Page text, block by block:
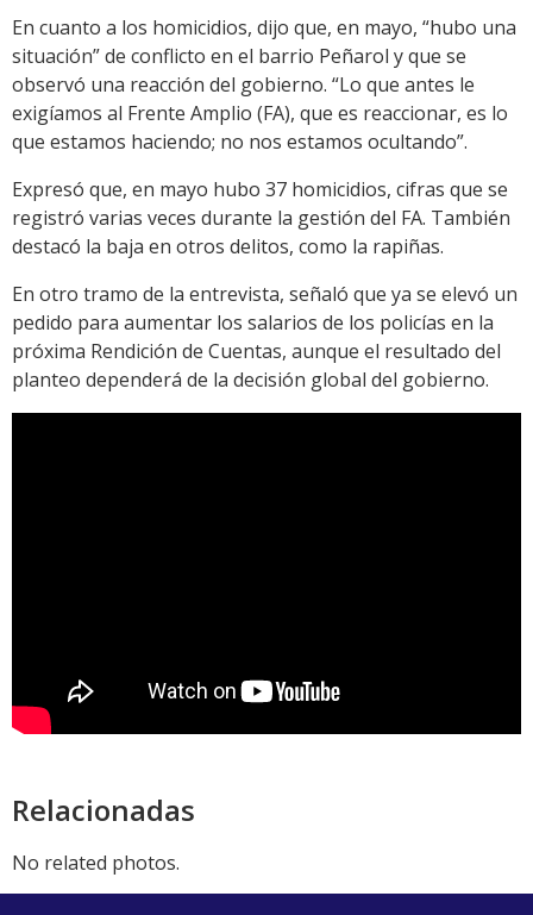
En cuanto a los homicidios, dijo que, en mayo, “hubo una
situación” de conflicto en el barrio Peñarol y que se
observó una reacción del gobierno. “Lo que antes le
exigíamos al Frente Amplio (FA), que es reaccionar, es lo
que estamos haciendo; no nos estamos ocultando”.
Expresó que, en mayo hubo 37 homicidios, cifras que se
registró varias veces durante la gestión del FA. También
destacó la baja en otros delitos, como la rapiñas.
En otro tramo de la entrevista, señaló que ya se elevó un
pedido para aumentar los salarios de los policías en la
próxima Rendición de Cuentas, aunque el resultado del
planteo dependerá de la decisión global del gobierno.
Relacionadas
No related photos.